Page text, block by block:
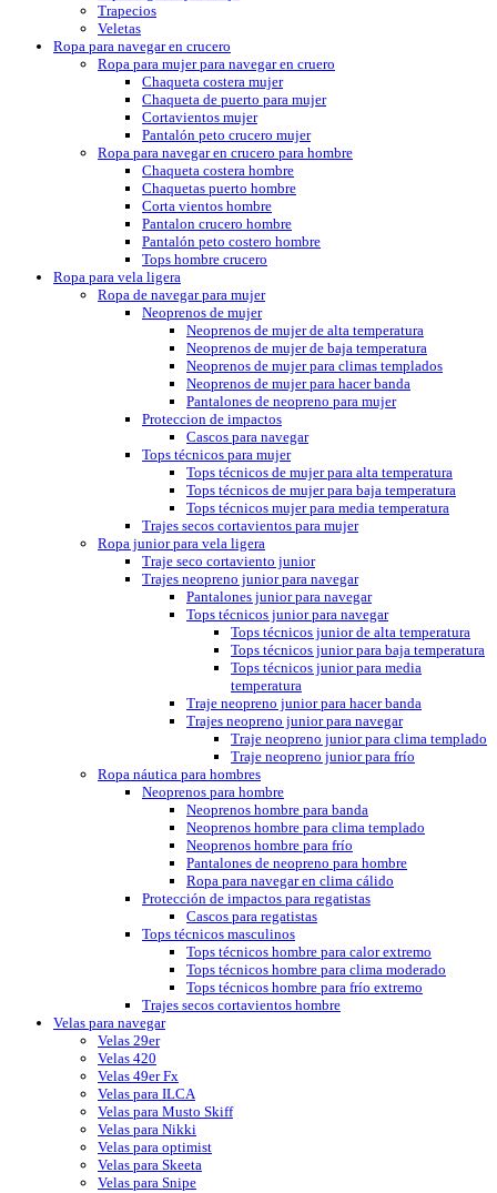
Trapecios
Veletas
Ropa para navegar en crucero
Ropa para mujer para navegar en cruero
Chaqueta costera mujer
Chaqueta de puerto para mujer
Cortavientos mujer
Pantalón peto crucero mujer
Ropa para navegar en crucero para hombre
Chaqueta costera hombre
Chaquetas puerto hombre
Corta vientos hombre
Pantalon crucero hombre
Pantalón peto costero hombre
Tops hombre crucero
Ropa para vela ligera
Ropa de navegar para mujer
Neoprenos de mujer
Neoprenos de mujer de alta temperatura
Neoprenos de mujer de baja temperatura
Neoprenos de mujer para climas templados
Neoprenos de mujer para hacer banda
Pantalones de neopreno para mujer
Proteccion de impactos
Cascos para navegar
Tops técnicos para mujer
Tops técnicos de mujer para alta temperatura
Tops técnicos de mujer para baja temperatura
Tops técnicos mujer para media temperatura
Trajes secos cortavientos para mujer
Ropa junior para vela ligera
Traje seco cortaviento junior
Trajes neopreno junior para navegar
Pantalones junior para navegar
Tops técnicos junior para navegar
Tops técnicos junior de alta temperatura
Tops técnicos junior para baja temperatura
Tops técnicos junior para media
temperatura
Traje neopreno junior para hacer banda
Trajes neopreno junior para navegar
Traje neopreno junior para clima templado
Traje neopreno junior para frío
Ropa náutica para hombres
Neoprenos para hombre
Neoprenos hombre para banda
Neoprenos hombre para clima templado
Neoprenos hombre para frío
Pantalones de neopreno para hombre
Ropa para navegar en clima cálido
Protección de impactos para regatistas
Cascos para regatistas
Tops técnicos masculinos
Tops técnicos hombre para calor extremo
Tops técnicos hombre para clima moderado
Tops técnicos hombre para frío extremo
Trajes secos cortavientos hombre
Velas para navegar
Velas 29er
Velas 420
Velas 49er Fx
Velas para ILCA
Velas para Musto Skiff
Velas para Nikki
Velas para optimist
Velas para Skeeta
Velas para Snipe